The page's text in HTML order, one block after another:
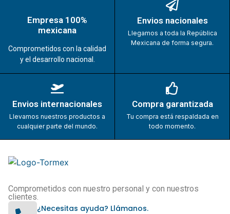
Empresa 100%
mexicana
Comprometidos con la calidad
y el desarrollo nacional.
Envios nacionales
Llegamos a toda la República
Mexicana de forma segura.
Envios internacionales
Llevamos nuestros productos a
cualquier parte del mundo.
Compra garantizada
Tu compra está respaldada en
todo momento.
Comprometidos con nuestro personal y con nuestros
clientes.
¿Necesitas ayuda? Llámanos.